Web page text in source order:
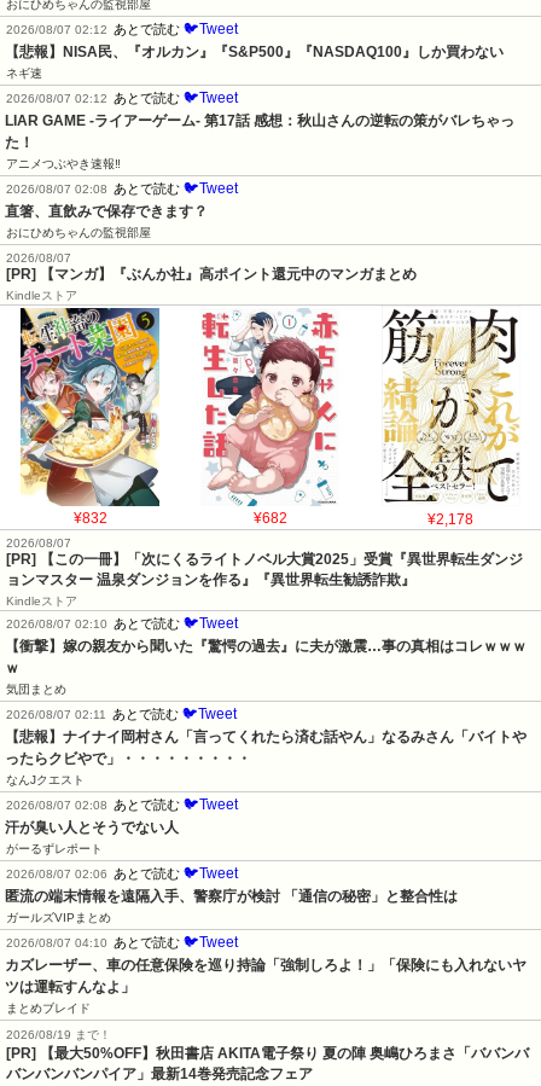
おにひめちゃんの監視部屋
2026/08/07 02:12
あとで読む 🐦Tweet
【悲報】NISA民、『オルカン』『S&P500』『NASDAQ100』しか買わない
ネギ速
2026/08/07 02:12
あとで読む 🐦Tweet
LIAR GAME -ライアーゲーム- 第17話 感想：秋山さんの逆転の策がバレちゃっ
た！
アニメつぶやき速報‼︎
2026/08/07 02:08
あとで読む 🐦Tweet
直箸、直飲みで保存できます？
おにひめちゃんの監視部屋
2026/08/07
[PR] 【マンガ】『ぶんか社』高ポイント還元中のマンガまとめ
Kindleストア
¥832 ¥682 ¥2,178
2026/08/07
[PR] 【この一冊】「次にくるライトノベル大賞2025」受賞『異世界転生ダンジ
ョンマスター 温泉ダンジョンを作る』『異世界転生勧誘詐欺』
Kindleストア
2026/08/07 02:10
あとで読む 🐦Tweet
【衝撃】嫁の親友から聞いた『驚愕の過去』に夫が激震…事の真相はコレｗｗｗ
ｗ
気団まとめ
2026/08/07 02:11
あとで読む 🐦Tweet
【悲報】ナイナイ岡村さん「言ってくれたら済む話やん」なるみさん「バイトや
ったらクビやで」・・・・・・・・・
なんJクエスト
2026/08/07 02:08
あとで読む 🐦Tweet
汗が臭い人とそうでない人
がーるずレポート
2026/08/07 02:06
あとで読む 🐦Tweet
匿流の端末情報を遠隔入手、警察庁が検討 「通信の秘密」と整合性は
ガールズVIPまとめ
2026/08/07 04:10
あとで読む 🐦Tweet
カズレーザー、車の任意保険を巡り持論「強制しろよ！」「保険にも入れないヤ
ツは運転すんなよ」
まとめブレイド
2026/08/19 まで！
[PR] 【最大50%OFF】秋田書店 AKITA電子祭り 夏の陣 奥嶋ひろまさ「ババンバ
バンバンバンパイア」最新14巻発売記念フェア